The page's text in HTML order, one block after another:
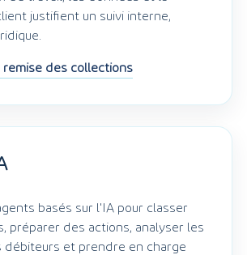
justifient un suivi interne,
remise des collections
basés sur l'IA pour classer
préparer des actions, analyser les
débiteurs et prendre en charge